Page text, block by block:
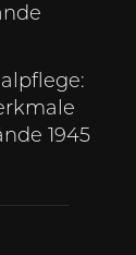
1945